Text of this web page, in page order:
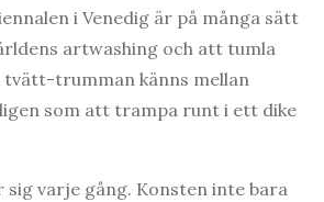
i Venedig är på många sätt
artwashing och att tumla
tvätt-trumman känns mellan
som att trampa runt i ett dike
sig varje gång. Konsten inte bara